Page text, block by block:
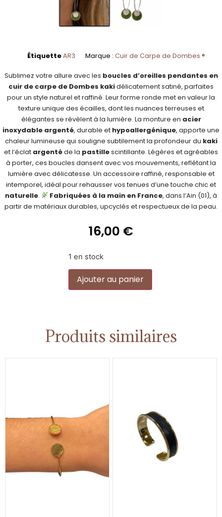
ÉtiquetteAR3 Marque : Cuir de Carpe de Dombes ®
Sublimez votre allure avec les boucles d’oreilles pendantes en
cuir de carpe de Dombes kakidélicatement satiné, parfaites
pour un style naturel et raffiné. Leur forme ronde met en valeur la
texture unique des écailles, dont les nuances terreuses et
élégantes se révèlent à la lumière. La monture en acier
inoxydable argenté, durable et hypoallergénique, apporte une
chaleur lumineuse qui souligne subtilement la profondeur du kaki
et l’éclat argentéde la pastillescintillante. Légères et agréables
à porter, ces boucles dansent avec vos mouvements, reflétant la
lumière avec délicatesse. Un accessoire raffiné, responsable et
intemporel, idéal pour rehausser vos tenues d’une touche chic et
naturelle. Fabriquées à la main en France, dans l’Ain (01), à
partir de matériaux durables, upcyclés et respectueux de la peau.
16,00 €
1 en stock
Ajouter au panier
Produits similaires